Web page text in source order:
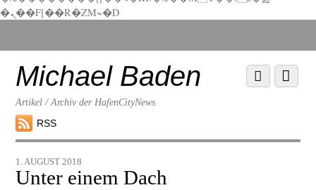
�ܢ��F[��R�ZM~�D
down
contentMichael Baden
Artikel / Archiv der HafenCityNews
RSS
Menu
Scroll
down
1. AUGUST 2018
Unter einem Dach